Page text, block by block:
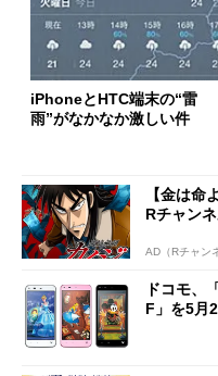
iPhoneとHTC端末の“雷
雨”がなかなか激しい件
【金は
Rチャン
AD（Rチャン
ドコモ
F」を5月